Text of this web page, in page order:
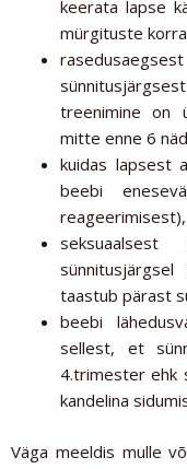
keerata lapse
mürgituste
treenimine on
mitte enne 6
kuidas lapsest
beebi
reageerimisest),
taastub pärast
beebi
sellest, et
4.trimester ehk
kandelina
Väga meeldis mulle